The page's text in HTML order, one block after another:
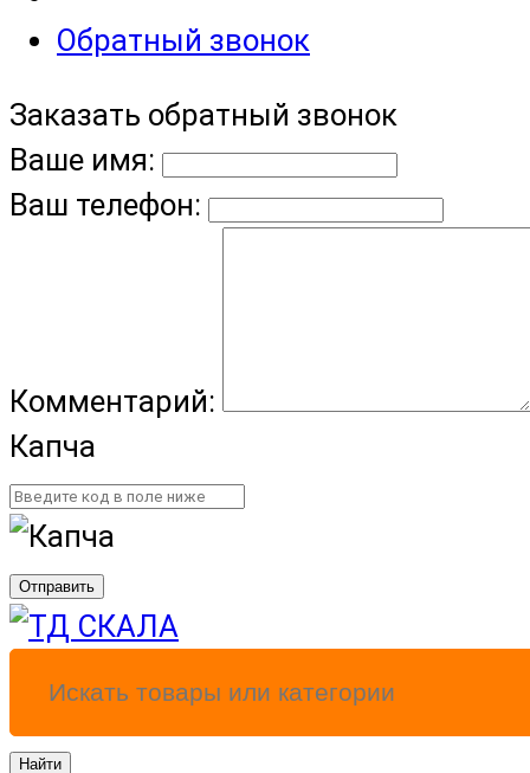
Обратный звонок
Заказать обратный звонок
Ваше имя:
Ваш телефон:
Комментарий:
Капча
Отправить
Найти